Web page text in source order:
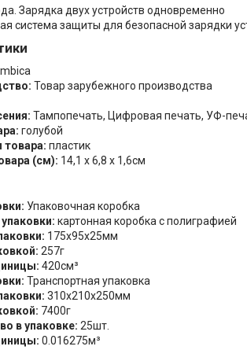
Зарядка двух устройств одновременно
система защиты для безопасной зарядки
Товар зарубежного производства
Тампопечать, Цифровая печать, УФ-
голубой
товара: пластик
(см): 14,1 х 6,8 х 1,6см
Упаковочная коробка
картонная коробка с полиграфией
175x95x25мм
257г
420см³
Транспортная упаковка
310x210x250мм
7400г
в упаковке: 25шт.
0.016275м³